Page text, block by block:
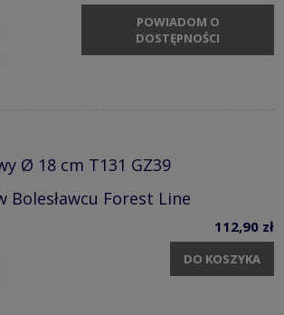
POWIADOM O
DOSTĘPNOŚCI
Ø 18 cm T131 GZ39
Bolesławcu Forest Line
112,90 zł
DO KOSZYKA